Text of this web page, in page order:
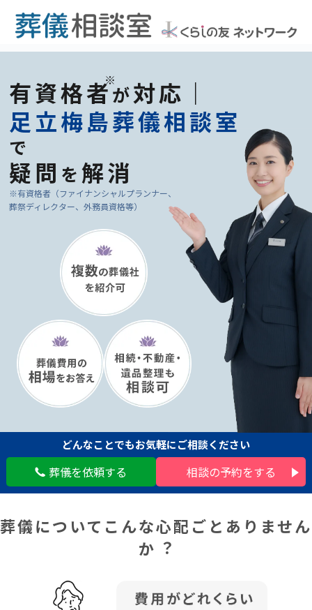
有資格者が対応｜
足立梅島葬儀相談室
で
疑問 を解消
※有資格者（ファイナンシャルプランナー、
葬祭ディレクター、外務員資格等）
どんなことでもお気軽にご相談ください
葬儀を依頼する 相談の予約をする
葬儀についてこんな⼼配ごとありません
か︖